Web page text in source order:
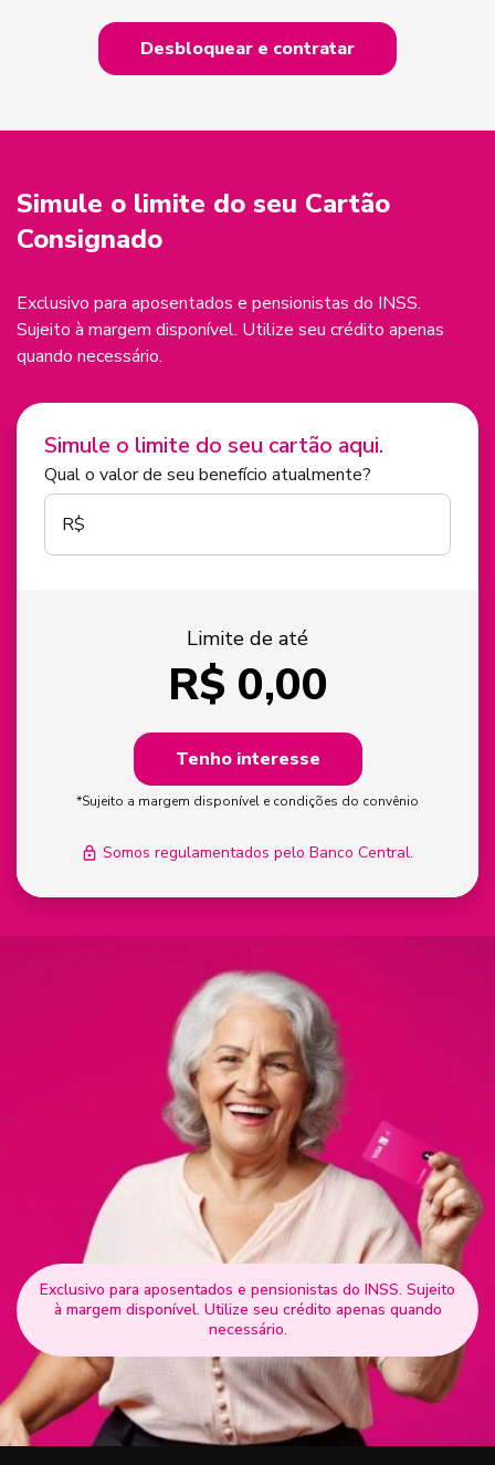
Desbloquear e contratar
Simule o limite do seu Cartão
Consignado
Exclusivo para aposentados e pensionistas do INSS.
Sujeito à margem disponível. Utilize seu crédito apenas
quando necessário.
Simule o limite do seu cartão aqui.
Qual o valor de seu benefício atualmente?
R$
Limite de até
R$ 0,00
Tenho interesse
*Sujeito a margem disponível e condições do convênio
Somos regulamentados pelo Banco Central.
Exclusivo para aposentados e pensionistas do INSS. Sujeito
à margem disponível. Utilize seu crédito apenas quando
necessário.